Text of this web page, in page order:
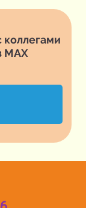
коллегами
MAX